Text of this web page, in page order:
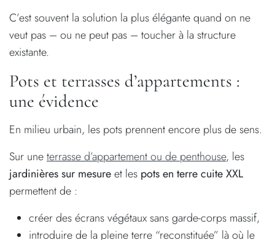
C’est souvent la solution la plus élégante quand on ne
veut pas – ou ne peut pas – toucher à la structure
existante.
Pots et terrasses d’appartements :
une évidence
En milieu urbain, les pots prennent encore plus de sens.
Sur uneterrasse d’appartement ou de penthouse, les
jardinières sur mesureet les pots en terre cuite XXL
permettent de :
créer des écrans végétaux sans garde-corps massif,
introduire de la pleine terre “reconstituée” là où le